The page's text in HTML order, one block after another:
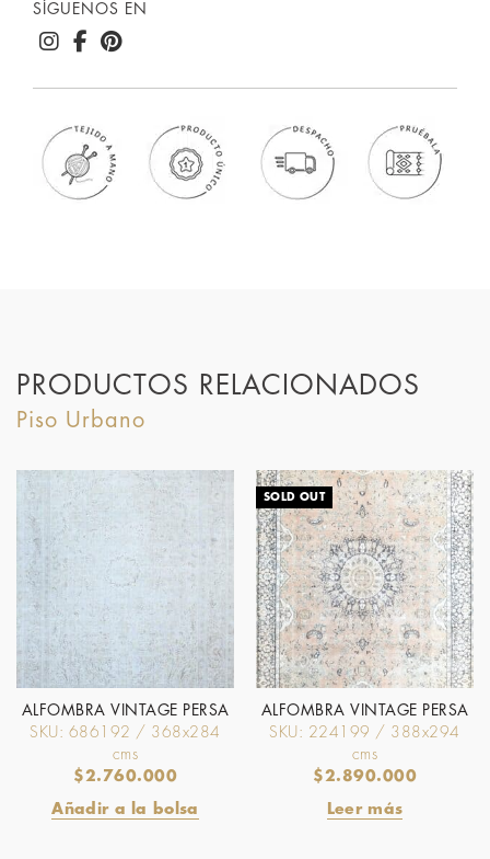
SÍGUENOS EN
PRODUCTOS RELACIONADOS
ALFOMBRA VINTAGE PERSA
SKU: 686192 / 368x284
cms
$2.760.000
Añadir a la bolsa
SOLD OUT
ALFOMBRA VINTAGE PERSA
SKU: 224199 / 388x294
cms
$2.890.000
Leer más